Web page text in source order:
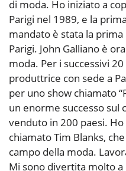
di moda. Ho iniziato a
Parigi nel 1989, e la
mandato è stata la prima
Parigi. John Galliano è
moda. Per i successivi
produttrice con sede a
per uno show chiamato
un enorme successo sul
venduto in 200 paesi.
chiamato Tim Blanks,
campo della moda.
Mi sono divertita molto